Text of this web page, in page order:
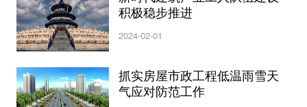
积极稳步推进
2024-02-01
抓实房屋市政工程低温雨雪天
气应对防范工作